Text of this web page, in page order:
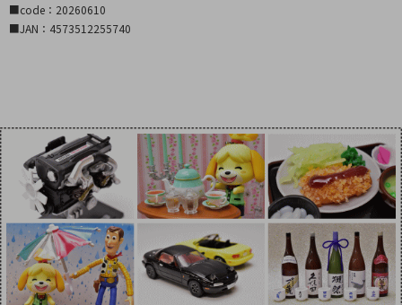
■code：20260610
■JAN：4573512255740